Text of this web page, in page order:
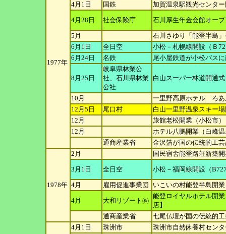
1977年
4月1日
国鉄 加賀温泉駅観光センタ
4月28日 社会保険庁 石川厚生年金会館オー
5月
石川さゆり「能登半島
6月1日
全日空
小松－札幌線開設（Ｂ
6月24日
名鉄 尾小屋鉄道が小松バス
8月25日
岐阜県林業公
社、 石川県林業
公社
白山スーパー林道開通
10月
一里野高原ホテル ろあ
12月5日
尾口村
白山一里野温泉スキー
12月
旅館老松開業（小松市）
12月
ホテル八鵬開業（白峰
通商産業省
金沢箔が国の伝統的工
1978年
2月 国民宿舎能登路荘新築
3月1日 全日空 小松－福岡線開設（
4月 雇用促進事業団 いこいの村能登半島開
4月 大和リゾート㈱
能登ロイヤルホテル開
店】
通商産業省
七尾仏壇が国の伝統的
4月1日 珠洲市 珠洲市自然休養村セン